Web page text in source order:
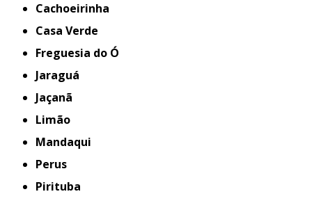
Cachoeirinha
Casa Verde
Freguesia do Ó
Jaraguá
Jaçanã
Limão
Mandaqui
Perus
Pirituba